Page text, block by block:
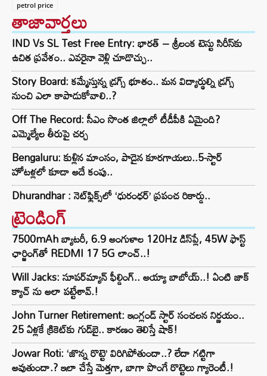
petrol price
తాజావార్తలు
IND Vs SL Test Free Entry: భారత్ – శ్రీలంక టెస్టు సిరీస్‌కు
ఉచిత ప్రవేశం.. ఎవరైనా వెళ్లి చూడొచ్చు..
Story Board: కమ్మేస్తున్న డ్రగ్స్ భూతం.. మన విద్యార్థుల్ని డ్రగ్స్
నుంచి ఎలా కాపాడుకోవాలి..?
Off The Record: సీఎం సొంత జిల్లాలో టీడీపీకి ఏమైంది?
ఎమ్మెల్యేల తీరుపై చర్చ
Bengaluru: కుళ్లిన మాంసం, పాడైన కూరగాయలు..5-స్టార్
హోటళ్లలో కూడా అదే కంపు..
Dhurandhar : నెట్‌ఫ్లిక్స్‌లో ‘ధురంధర్’ ప్రపంచ రికార్డు..
ట్రెండింగ్‌
7500mAh బ్యాటరీ, 6.9 అంగుళాల 120Hz డిస్‌ప్లే, 45W ఫాస్ట్
ఛార్జింగ్‌తో REDMI 17 5G లాంచ్..!
Will Jacks: సూపర్‌మ్యాన్ ఫీల్డింగ్.. అయ్యా బాబోయ్..! ఏంటి జాక్
క్యాచ్ ను అలా పట్టేశావ్.!
John Turner Retirement: ఇంగ్లండ్ స్టార్ సంచలన నిర్ణయం..
25 ఏళ్లకే క్రికెట్‌కు గుడ్‌బై.. కారణం తెలిస్తే షాక్!
Jowar Roti: ‘జొన్న రొట్టె’ విరిగిపోతుందా..? లేదా గట్టిగా
అవుతుందా.? ఇలా చేస్తే మెత్తగా, బాగా పొంగే రొట్టెలు గ్యారెంటీ.!